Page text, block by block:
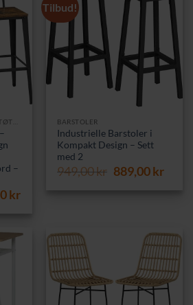
–
kr.
krNåværende
929,00 kr.
Tilbud!
BARSTOLER
Industrielle Barstoler i
Kompakt Design – Sett
med 2
949,00kr Opprinnelig
889,00kr